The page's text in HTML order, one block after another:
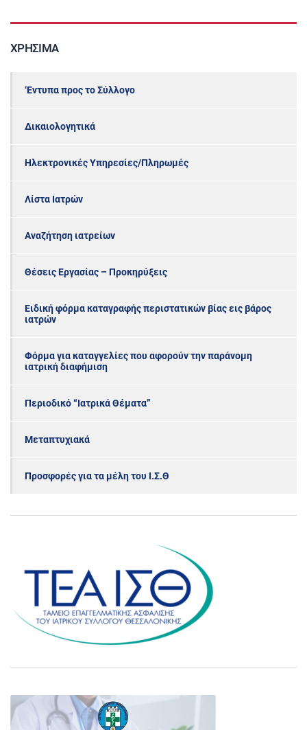
ΧΡΉΣΙΜΑ
‘Εντυπα προς το Σύλλογο
Δικαιολογητικά
Ηλεκτρονικές Υπηρεσίες/Πληρωμές
Λίστα Ιατρών
Αναζήτηση ιατρείων
Θέσεις Εργασίας – Προκηρύξεις
Ειδική φόρμα καταγραφής περιστατικών βίας εις βάρος
ιατρών
Φόρμα για καταγγελίες που αφορούν την παράνομη
ιατρική διαφήμιση
Περιοδικό “Ιατρικά Θέματα”
Μεταπτυχιακά
Προσφορές για τα μέλη του Ι.Σ.Θ